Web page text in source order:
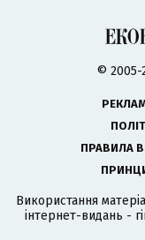
©
ПРАВИЛА
Використання
інтернет-видань -